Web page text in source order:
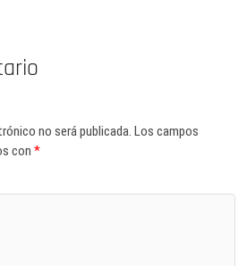
no será publicada. Los campos
con*